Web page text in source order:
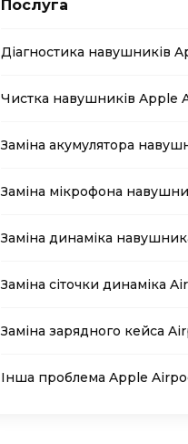
Послуга
Діагностика навушників
Чистка навушників Apple
Заміна акумулятора
Заміна мікрофона
Заміна динаміка
Заміна сіточки динаміка
Заміна зарядного кейса
Інша проблема Apple